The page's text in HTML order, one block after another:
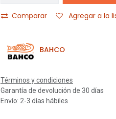
Comparar Agregar a la
BAHCO
Términos y condiciones
Garantía de devolución de 30 días
Envío: 2-3 días hábiles